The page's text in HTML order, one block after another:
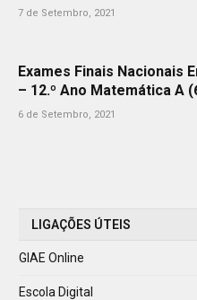
7 de Setembro, 2021
Exames Finais Nacionais
– 12.º Ano Matemática A
6 de Setembro, 2021
LIGAÇÕES ÚTEIS
GIAE Online
Escola Digital